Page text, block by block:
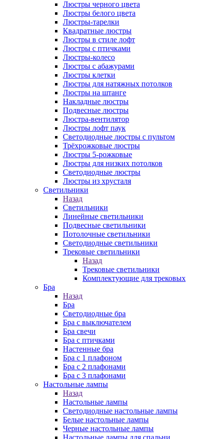
Люстры черного цвета
Люстры белого цвета
Люстры-тарелки
Квадратные люстры
Люстры в стиле лофт
Люстры с птичками
Люстры-колесо
Люстры с абажурами
Люстры клетки
Люстры для натяжных потолков
Люстры на штанге
Накладные люстры
Подвесные люстры
Люстра-вентилятор
Люстры лофт паук
Светодиодные люстры с пультом
Трёхрожковые люстры
Люстры 5-рожковые
Люстры для низких потолков
Cветодиодные люстры
Люстры из хрусталя
Светильники
Назад
Светильники
Линейные светильники
Подвесные светильники
Потолочные светильники
Светодиодные светильники
Трековые светильники
Назад
Трековые светильники
Комплектующие для трековых
Бра
Назад
Бра
Светодиодные бра
Бра с выключателем
Бра свечи
Бра с птичками
Настенные бра
Бра с 1 плафоном
Бра с 2 плафонами
Бра с 3 плафонами
Настольные лампы
Назад
Настольные лампы
Светодиодные настольные лампы
Белые настольные лампы
Черные настольные лампы
Настольные лампы для спальни